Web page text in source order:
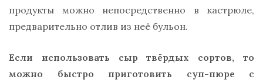
продукты можно непосредственно в кастрюле,
предварительно отлив из неё бульон.
Если использовать сыр твёрдых сортов, то
можно быстро приготовить суп-пюре с